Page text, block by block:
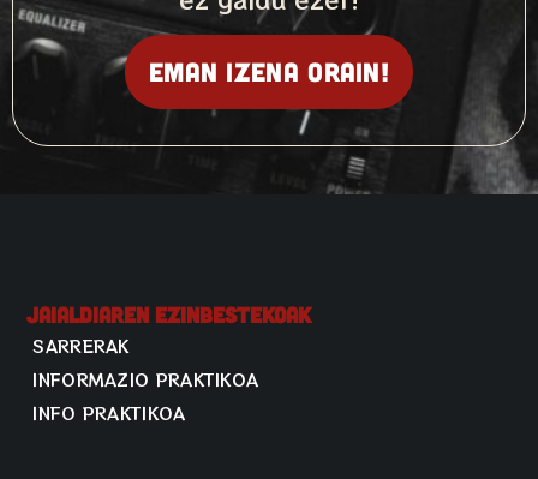
Eman izena orain!
Jaialdiaren Ezinbestekoak
SARRERAK
INFORMAZIO PRAKTIKOA
INFO PRAKTIKOA